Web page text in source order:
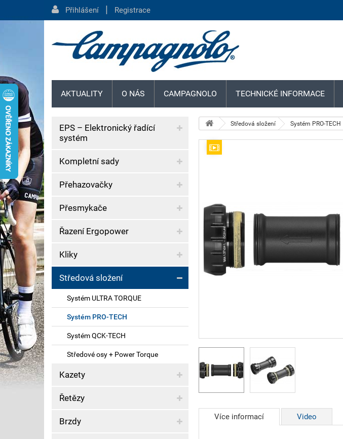
Středová složení Systém PRO-TECH
Více informací Video
EPS – Elektronický řadící
systém
Kompletní sady
Přehazovačky
Přesmykače
Řazení Ergopower
Kliky
Středová složení
Systém ULTRA TORQUE
Systém PRO-TECH
Systém QCK-TECH
Středové osy + Power Torque
Kazety
Řetězy
Brzdy
Přihlášení | Registrace
AKTUALITY O NÁS CAMPAGNOLO TECHNICKÉ INFORMACE